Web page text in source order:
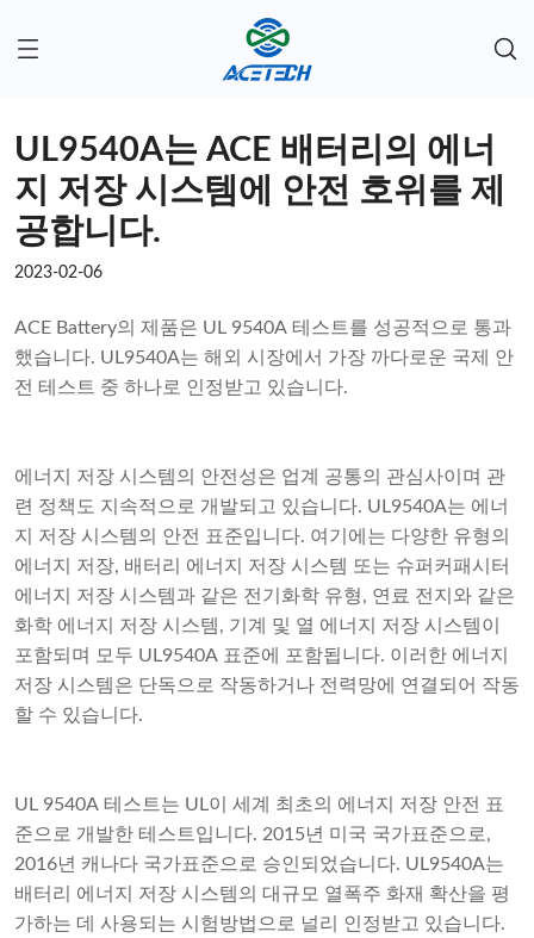
UL9540A는 ACE 배터리의 에너
지 저장 시스템에 안전 호위를 제
공합니다.
2023-02-06
ACE Battery의 제품은 UL 9540A 테스트를 성공적으로 통과
했습니다. UL9540A는 해외 시장에서 가장 까다로운 국제 안
전 테스트 중 하나로 인정받고 있습니다.
에너지 저장 시스템의 안전성은 업계 공통의 관심사이며 관
련 정책도 지속적으로 개발되고 있습니다. UL9540A는 에너
지 저장 시스템의 안전 표준입니다. 여기에는 다양한 유형의
에너지 저장, 배터리 에너지 저장 시스템 또는 슈퍼커패시터
에너지 저장 시스템과 같은 전기화학 유형, 연료 전지와 같은
화학 에너지 저장 시스템, 기계 및 열 에너지 저장 시스템이
포함되며 모두 UL9540A 표준에 포함됩니다. 이러한 에너지
저장 시스템은 단독으로 작동하거나 전력망에 연결되어 작동
할 수 있습니다.
UL 9540A 테스트는 UL이 세계 최초의 에너지 저장 안전 표
준으로 개발한 테스트입니다. 2015년 미국 국가표준으로,
2016년 캐나다 국가표준으로 승인되었습니다. UL9540A는
배터리 에너지 저장 시스템의 대규모 열폭주 화재 확산을 평
가하는 데 사용되는 시험방법으로 널리 인정받고 있습니다.